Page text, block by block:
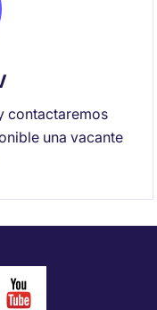
contactaremos
una vacante